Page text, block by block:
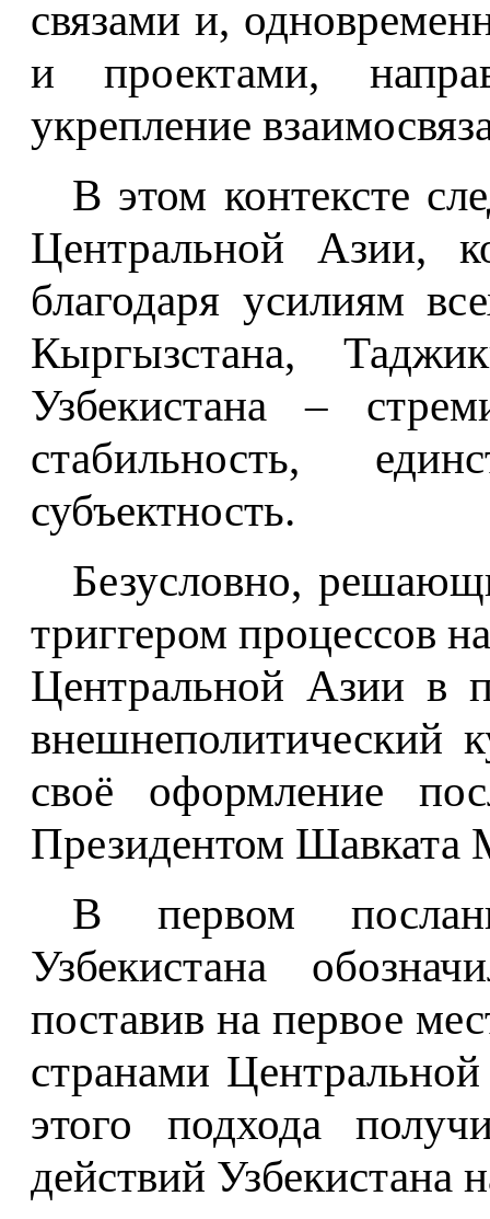
связами и,
и проектами,
укрепление
В этом контексте
Центральной Азии,
благодаря усилиям
Кыргызстана,
Узбекистана –
стабильность,
субъектность.
Безусловно,
триггером процессов
Центральной Азии в
внешнеполитический
своё оформление
Президентом Шавката
В первом
Узбекистана
поставив на первое
странами
этого подхода
действий Узбекистана